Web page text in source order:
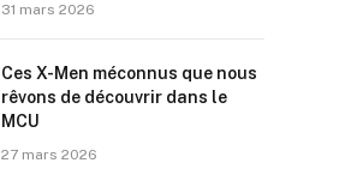
31 mars 2026
Ces X-Men méconnus que nous
rêvons de découvrir dans le
MCU
27 mars 2026